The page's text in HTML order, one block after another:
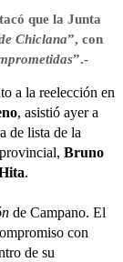
que la Junta
Chiclana”, con
”.-
a la reelección en
, asistió ayer a
de lista de la
Bruno
.
de Campano. El
con
de su